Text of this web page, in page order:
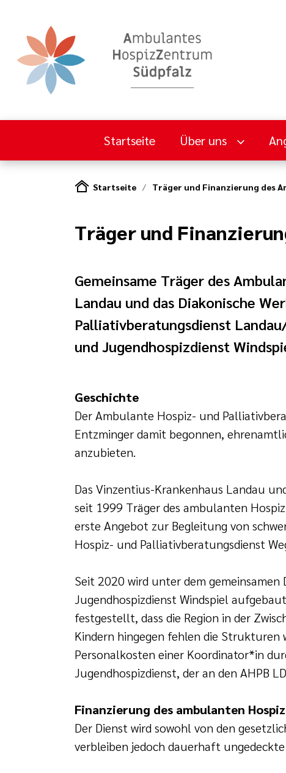
Startseite Über uns
Startseite Träger und Finanzierung des
Träger und
Gemeinsame Träger des
Landau und das Diakonische
Palliativberatungsdienst
und Jugendhospizdienst
Geschichte
Der Ambulante Hospiz- und
Entzminger damit begonnen,
anzubieten.
Das Vinzentius-Krankenhaus Landau
seit 1999 Träger des ambulanten
erste Angebot zur Begleitung von
Hospiz- und Palliativberatungsdienst
Seit 2020 wird unter dem
Jugendhospizdienst Windspiel
festgestellt, dass die Region in der
Kindern hingegen fehlen die Strukturen
Personalkosten einer Koordinator*in
Jugendhospizdienst, der an den AHPB
Finanzierung des ambulanten
Der Dienst wird sowohl von den
verbleiben jedoch dauerhaft